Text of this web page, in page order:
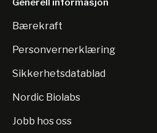
Generell informasjon
Bærekraft
Personvernerklæring
Sikkerhetsdatablad
Nordic Biolabs
Jobb hos oss